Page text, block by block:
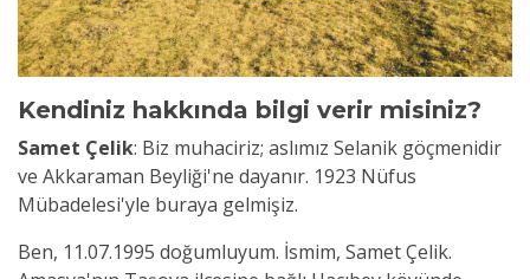
Kendiniz hakkında bilgi verir misiniz?
Samet Çelik: Biz muhaciriz; aslımız Selanik göçmenidir
ve Akkaraman Beyliği'ne dayanır. 1923 Nüfus
Mübadelesi'yle buraya gelmişiz.
Ben, 11.07.1995 doğumluyum. İsmim, Samet Çelik.